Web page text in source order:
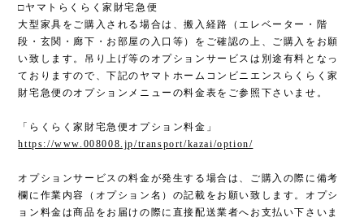
□ヤマトらくらく家財宅急便
大型家具をご購入される場合は、搬入経路（エレベーター・階
段・玄関・廊下・お部屋の入口等）をご確認の上、ご購入をお願
い致します。吊り上げ等のオプションサービスは別途有料となっ
ておりますので、下記のヤマトホームコンビニエンスらくらく家
財宅急便のオプションメニューの料金表をご参照下さいませ。
「らくらく家財宅急便オプション料金」
https://www.008008.jp/transport/kazai/option/
オプションサービスの料金が発生する場合は、ご購入の際に備考
欄に作業内容（オプション名）の記載をお願い致します。オプシ
ョン料金は商品をお届けの際に直接配送業者へお支払い下さいま